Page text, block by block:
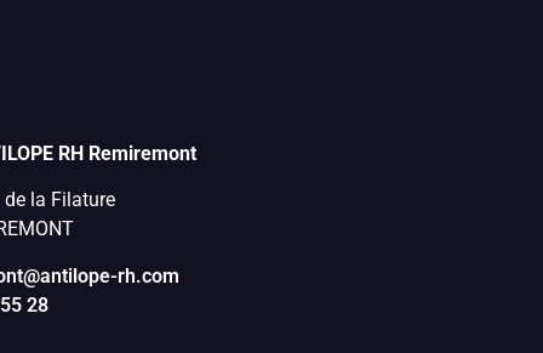
RH Remiremont
la Filature
rh.com
28